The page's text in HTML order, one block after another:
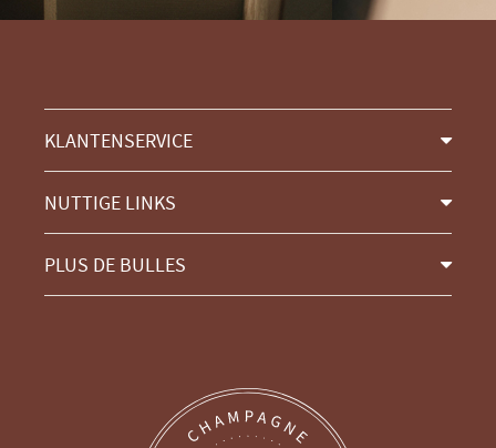
KLANTENSERVICE
NUTTIGE LINKS
PLUS DE BULLES